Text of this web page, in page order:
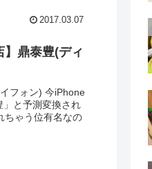
2017.03.07
】鼎泰豊(ディ
フォン) 今iPhone
と予測変換され
ちゃう位有名なの